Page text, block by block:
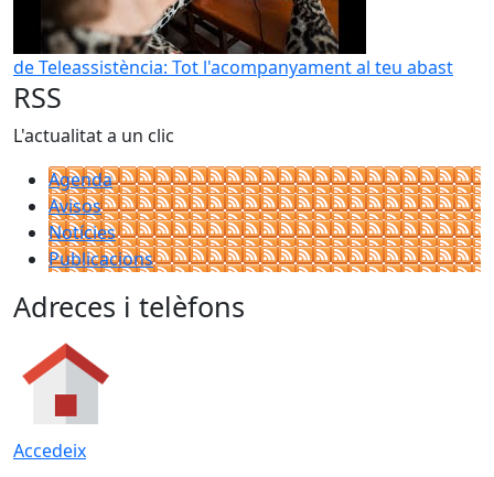
de Teleassistència: Tot l'acompanyament al teu abast
RSS
L'actualitat a un clic
Agenda
Avisos
Notícies
Publicacions
Adreces i telèfons
Accedeix